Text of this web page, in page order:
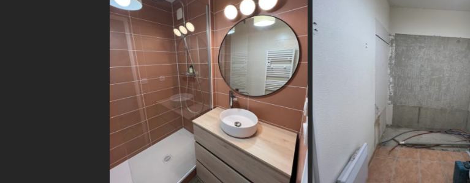
Toulouse||Rénovation salle de bain
Toulouse||Rénovation salle de bain
Toulouse||Rénovation salle de bain
Toulouse||Rénovation salle de bain
Toulouse||Rénovation salle de bain
Toulouse||Rénovation salle de bain
Toulouse||Rénovation salle de bain
Toulouse
||||||||||||||
IMG-6367